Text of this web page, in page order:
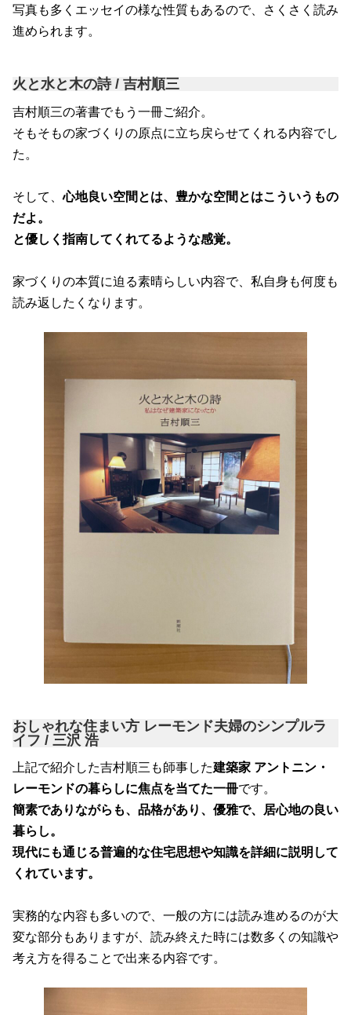
写真も多くエッセイの様な性質もあるので、さくさく読み
進められます。
火と水と木の詩 / 吉村順三
吉村順三の著書でもう一冊ご紹介。
そもそもの家づくりの原点に立ち戻らせてくれる内容でし
た。
そして、心地良い空間とは、豊かな空間とはこういうもの
だよ。
と優しく指南してくれてるような感覚。
家づくりの本質に迫る素晴らしい内容で、私自身も何度も
読み返したくなります。
おしゃれな住まい方 レーモンド夫婦のシンプルラ
イフ / 三沢 浩
上記で紹介した吉村順三も師事した建築家 アントニン・
レーモンドの暮らしに焦点を当てた一冊です。
簡素でありながらも、品格があり、優雅で、居心地の良い
暮らし。
現代にも通じる普遍的な住宅思想や知識を詳細に説明して
くれています。
実務的な内容も多いので、一般の方には読み進めるのが大
変な部分もありますが、読み終えた時には数多くの知識や
考え方を得ることで出来る内容です。